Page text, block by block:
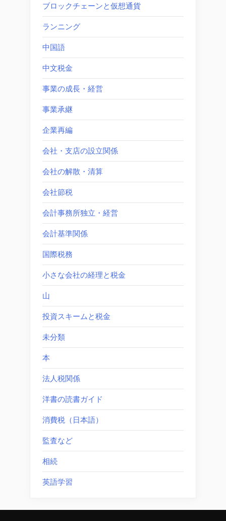
ブロックチェーンと仮想通貨
ランニング
中国語
中文税金
事業の成長・経営
事業承継
企業再編
会社・支店の設立関係
会社の解散・清算
会社節税
会計事務所独立・経営
会計基準関係
国際税務
小さな会社の経理と税金
山
投資スキームと税金
未分類
本
法人税関係
洋書の読書ガイド
消費税（日本語）
監査など
相続
英語学習